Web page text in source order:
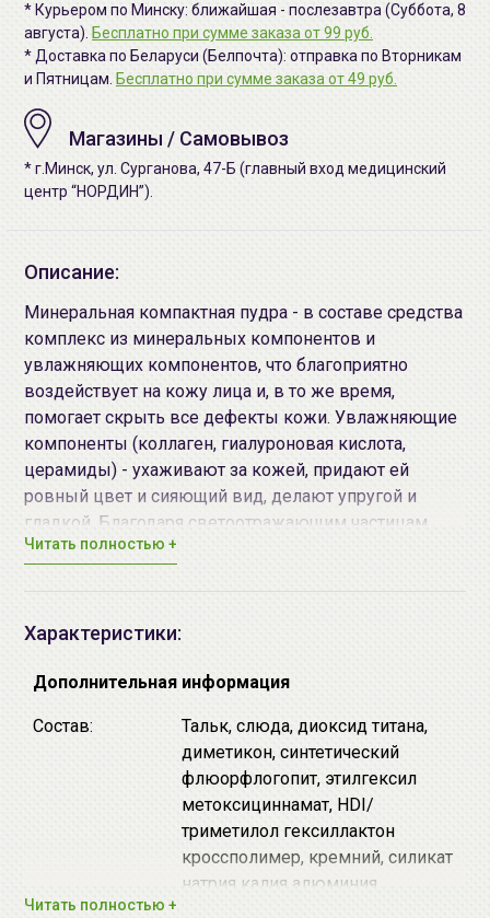
* Курьером по Минску: ближайшая - послезавтра (Суббота, 8
августа). Бесплатно при сумме заказа от 99 руб.
* Доставка по Беларуси (Белпочта): отправка по Вторникам
и Пятницам. Бесплатно при сумме заказа от 49 руб.
Магазины / Самовывоз
* г.Минск, ул. Сурганова, 47-Б (главный вход медицинский
центр “НОРДИН”).
Описание:
Минеральная компактная пудра - в составе средства
комплекс из минеральных компонентов и
увлажняющих компонентов, что благоприятно
воздействует на кожу лица и, в то же время,
помогает скрыть все дефекты кожи. Увлажняющие
компоненты (коллаген, гиалуроновая кислота,
церамиды) - ухаживают за кожей, придают ей
ровный цвет и сияющий вид, делают упругой и
гладкой. Благодаря светоотражающим частицам
пудра эффективно маскирует черные точки, следы
распределяется по коже, обеспечивает
Подходит длячувствительной кожи
Тон: 03 натуральная охра.
Средство объединяет в себе свойства:
Уход за кожей лица.
Основа под макияж.
Защита от солнца, фактор SPF40 РА++++.
Тональное средство.
Читать полностью +
Характеристики:
Дополнительная информация
Состав:
Тальк, слюда, диоксид титана,
диметикон, синтетический
флюорфлогопит, этилгексил
метоксициннамат, HDI/
триметилол гексиллактон
кроссполимер, кремний, силикат
натрия калия алюминия,
Читать полностью +